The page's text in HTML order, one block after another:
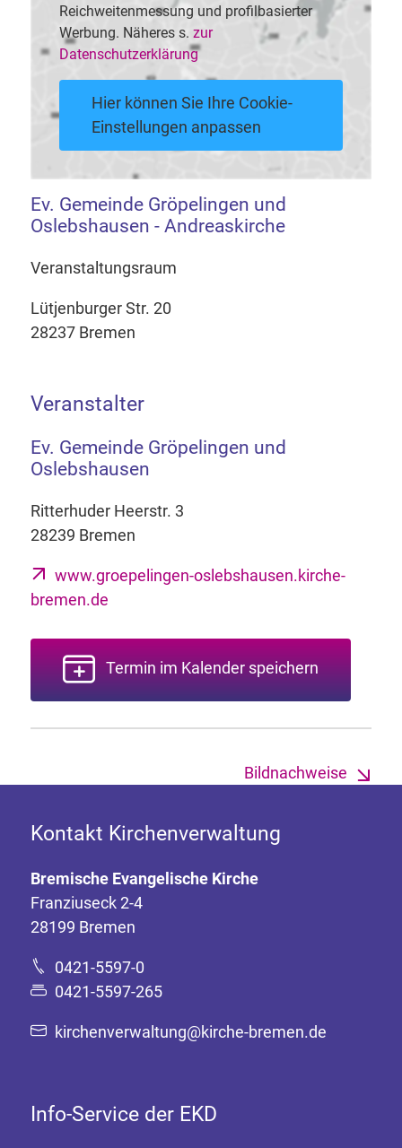
Reichweitenmessung und profilbasierter
Werbung. Näheres s. zur
Datenschutzerklärung
Hier können Sie Ihre Cookie-
Einstellungen anpassen
Ev. Gemeinde Gröpelingen und
Oslebshausen - Andreaskirche
Veranstaltungsraum
Lütjenburger Str. 20
28237 Bremen
Veranstalter
Ev. Gemeinde Gröpelingen und
Oslebshausen
Ritterhuder Heerstr. 3
28239 Bremen
www.groepelingen-oslebshausen.kirche-
bremen.de
Termin im Kalender speichern
Bildnachweise
Kontakt Kirchenverwaltung
Bremische Evangelische Kirche
Franziuseck 2-4
28199 Bremen
0421-5597-0
0421-5597-265
kirchenverwaltung@kirche-bremen.de
Info-Service der EKD